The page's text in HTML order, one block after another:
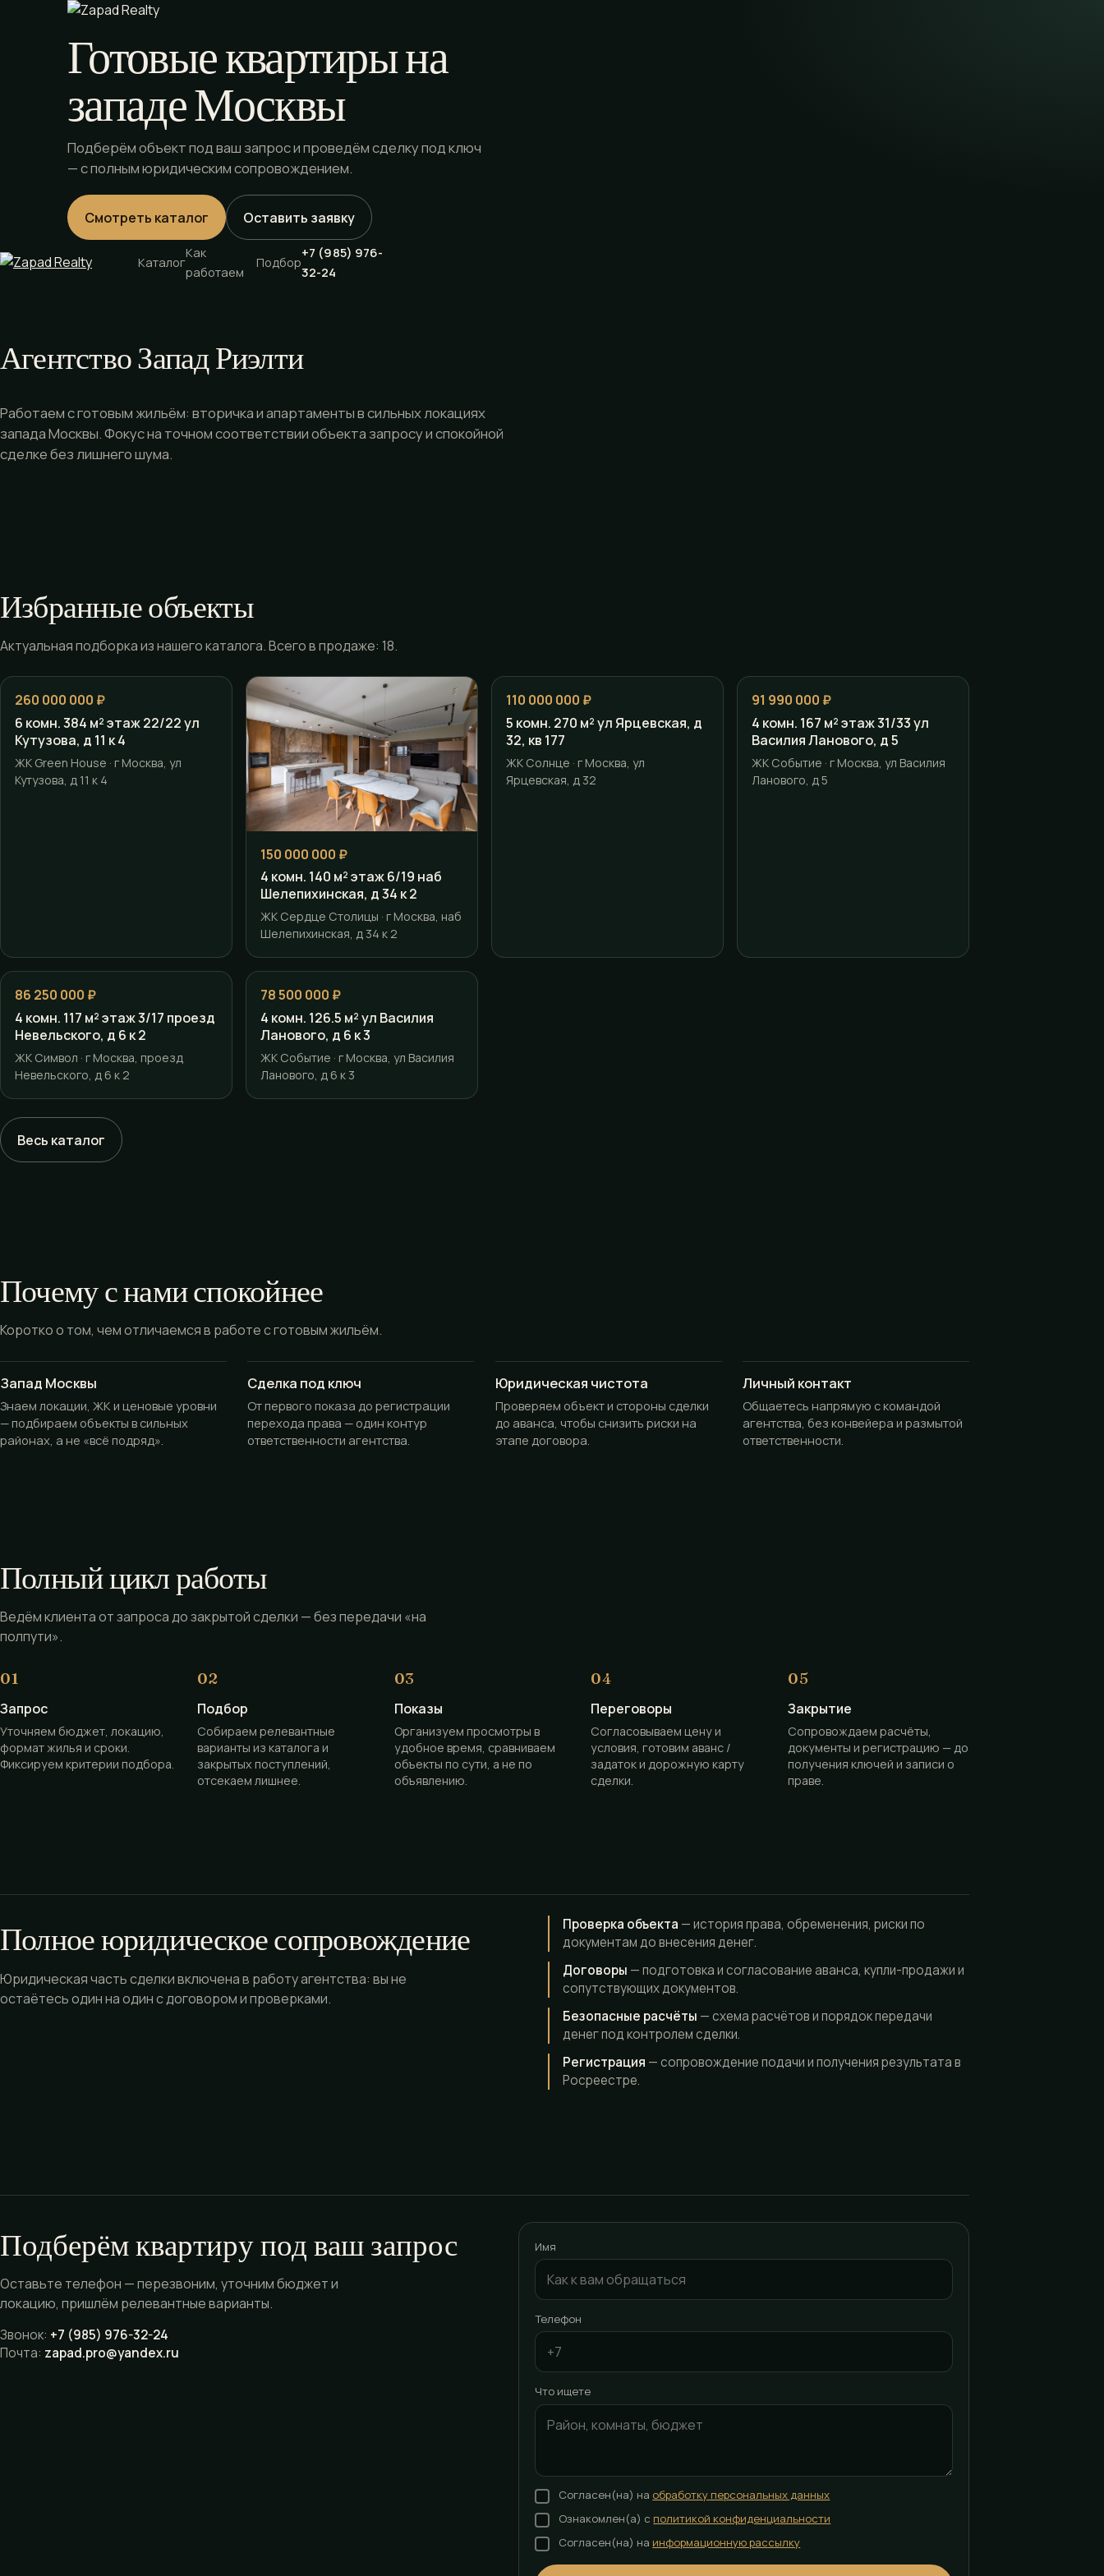
Каталог
Как
работаем
Подбор
+7 (985) 976-
32-24
Готовые квартиры на
западе Москвы
Подберём объект под ваш запрос и проведём сделку под ключ
— с полным юридическим сопровождением.
Смотреть каталог Оставить заявку
Агентство Запад Риэлти
Работаем с готовым жильём: вторичка и апартаменты в сильных локациях
запада Москвы. Фокус на точном соответствии объекта запросу и спокойной
сделке без лишнего шума.
Избранные объекты
Актуальная подборка из нашего каталога. Всего в продаже: 18.
260 000 000 ₽
6 комн. 384 м² этаж 22/22 ул
Кутузова, д 11 к 4
ЖК Green House · г Москва, ул
Кутузова, д 11 к 4
150 000 000 ₽
4 комн. 140 м² этаж 6/19 наб
Шелепихинская, д 34 к 2
ЖК Сердце Столицы · г Москва, наб
Шелепихинская, д 34 к 2
110 000 000 ₽
5 комн. 270 м² ул Ярцевская, д
32, кв 177
ЖК Солнце · г Москва, ул
Ярцевская, д 32
91 990 000 ₽
4 комн. 167 м² этаж 31/33 ул
Василия Ланового, д 5
ЖК Событие · г Москва, ул Василия
Ланового, д 5
86 250 000 ₽
4 комн. 117 м² этаж 3/17 проезд
Невельского, д 6 к 2
ЖК Символ · г Москва, проезд
Невельского, д 6 к 2
78 500 000 ₽
4 комн. 126.5 м² ул Василия
Ланового, д 6 к 3
ЖК Событие · г Москва, ул Василия
Ланового, д 6 к 3
Весь каталог
Почему с нами спокойнее
Коротко о том, чем отличаемся в работе с готовым жильём.
Запад Москвы
Знаем локации, ЖК и ценовые уровни
— подбираем объекты в сильных
районах, а не «всё подряд».
Сделка под ключ
От первого показа до регистрации
перехода права — один контур
ответственности агентства.
Юридическая чистота
Проверяем объект и стороны сделки
до аванса, чтобы снизить риски на
этапе договора.
Личный контакт
Общаетесь напрямую с командой
агентства, без конвейера и размытой
ответственности.
Полный цикл работы
Ведём клиента от запроса до закрытой сделки — без передачи «на
полпути».
Запрос
Уточняем бюджет, локацию,
формат жилья и сроки.
Фиксируем критерии подбора.
Подбор
Собираем релевантные
варианты из каталога и
закрытых поступлений,
отсекаем лишнее.
Показы
Организуем просмотры в
удобное время, сравниваем
объекты по сути, а не по
объявлению.
Переговоры
Согласовываем цену и
условия, готовим аванс /
задаток и дорожную карту
сделки.
Закрытие
Сопровождаем расчёты,
документы и регистрацию — до
получения ключей и записи о
праве.
Полное юридическое сопровождение
Юридическая часть сделки включена в работу агентства: вы не
остаётесь один на один с договором и проверками.
Проверка объекта — история права, обременения, риски по
документам до внесения денег.
Договоры — подготовка и согласование аванса, купли-продажи и
сопутствующих документов.
Безопасные расчёты — схема расчётов и порядок передачи
денег под контролем сделки.
Регистрация — сопровождение подачи и получения результата в
Росреестре.
Подберём квартиру под ваш запрос
Оставьте телефон — перезвоним, уточним бюджет и
локацию, пришлём релевантные варианты.
Звонок: +7 (985) 976-32-24
Почта: zapad.pro@yandex.ru
Имя
Телефон
Что ищете
Согласен(на) на обработку персональных данных
Ознакомлен(а) с политикой конфиденциальности
Согласен(на) на информационную рассылку